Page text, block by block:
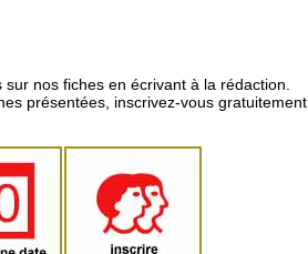
nos fiches en écrivant à la rédaction.
présentées, inscrivez-vous gratuitement